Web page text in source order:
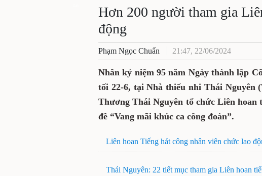
QUÊ HƯƠNG - ĐẤT NƯỚC QUỐC TẾ TÀI
VĂN BẢN, CHÍNH SÁCH MỚI
Hơn 200 người tham gia
động
Phạm Ngọc Chuẩn 21:47, 22/06/2024
Nhân kỷ niệm 95 năm Ngày thành lập
tối 22-6, tại Nhà thiếu nhi Thái Nguyên
Thương Thái Nguyên tổ chức Liên hoan
đề “Vang mãi khúc ca công đoàn”.
Liên hoan Tiếng hát công nhân viên chức lao
Thái Nguyên: 22 tiết mục tham gia Liên hoan